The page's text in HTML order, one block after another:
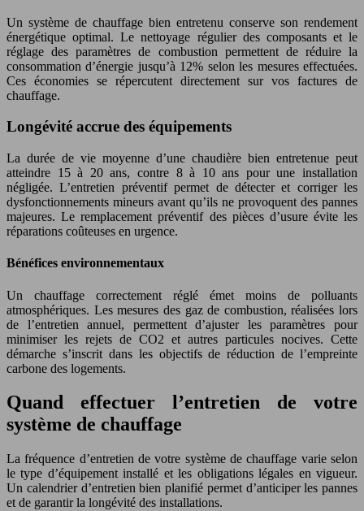
Un système de chauffage bien entretenu conserve son rendement
énergétique optimal. Le nettoyage régulier des composants et le
réglage des paramètres de combustion permettent de réduire la
consommation d’énergie jusqu’à 12% selon les mesures effectuées.
Ces économies se répercutent directement sur vos factures de
chauffage.
Longévité accrue des équipements
La durée de vie moyenne d’une chaudière bien entretenue peut
atteindre 15 à 20 ans, contre 8 à 10 ans pour une installation
négligée. L’entretien préventif permet de détecter et corriger les
dysfonctionnements mineurs avant qu’ils ne provoquent des pannes
majeures. Le remplacement préventif des pièces d’usure évite les
réparations coûteuses en urgence.
Bénéfices environnementaux
Un chauffage correctement réglé émet moins de polluants
atmosphériques. Les mesures des gaz de combustion, réalisées lors
de l’entretien annuel, permettent d’ajuster les paramètres pour
minimiser les rejets de CO2 et autres particules nocives. Cette
démarche s’inscrit dans les objectifs de réduction de l’empreinte
carbone des logements.
Quand effectuer l’entretien de votre
système de chauffage
La fréquence d’entretien de votre système de chauffage varie selon
le type d’équipement installé et les obligations légales en vigueur.
Un calendrier d’entretien bien planifié permet d’anticiper les pannes
et de garantir la longévité des installations.